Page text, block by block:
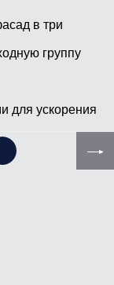
в три
группу
для ускорения